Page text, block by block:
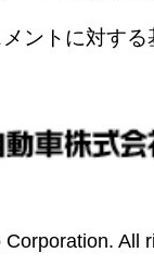
ントに対する
All